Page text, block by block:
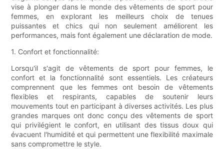
vise à plonger dans le monde des vêtements de sport pour
femmes, en explorant les meilleurs choix de tenues
puissantes et chics qui non seulement améliorent les
performances, mais font également une déclaration de mode.
1. Confort et fonctionnalité:
Lorsqu'il s'agit de vêtements de sport pour femmes, le
confort et la fonctionnalité sont essentiels. Les créateurs
comprennent que les femmes ont besoin de vêtements
flexibles et respirants, capables de soutenir leurs
mouvements tout en participant à diverses activités. Les plus
grandes marques ont donc conçu des vêtements de sport
qui privilégient le confort, en utilisant des tissus doux qui
évacuent l'humidité et qui permettent une flexibilité maximale
sans compromettre le style.